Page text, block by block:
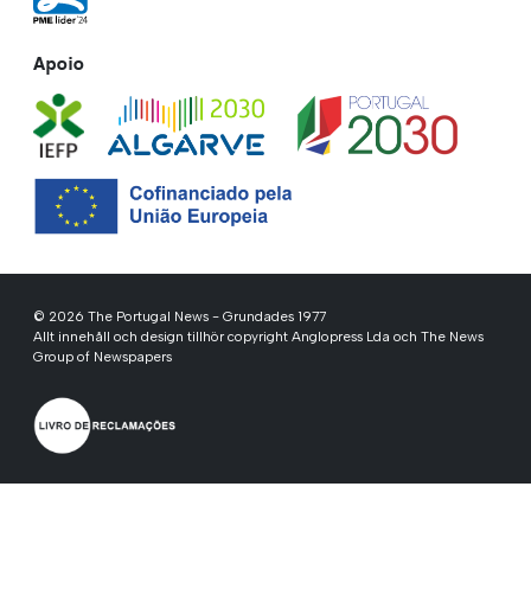
Apoio
© 2026 The Portugal News - Grundades 1977
Allt innehåll och design tillhör copyright Anglopress Lda och The News
Group of Newspapers